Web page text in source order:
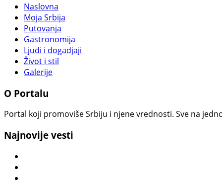
Naslovna
Moja Srbija
Putovanja
Gastronomija
Ljudi i dogadjaji
Život i stil
Galerije
O Portalu
Portal koji promoviše Srbiju i njene vrednosti. Sve na
Najnovije vesti